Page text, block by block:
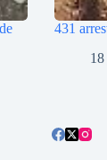
431